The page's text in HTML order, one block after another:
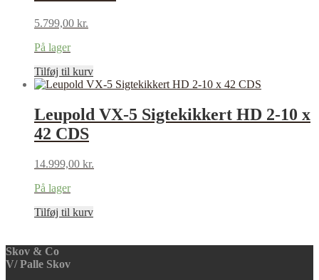
5.799,00 kr.
På lager
Tilføj til kurv
Leupold VX-5 Sigtekikkert HD 2-10 x
42 CDS
14.999,00 kr.
På lager
Tilføj til kurv
Skov & Co
V/ Palle Skov